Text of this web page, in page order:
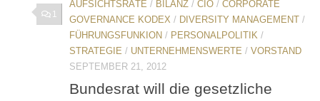
1
AUFSICHTSRÄTE / BILANZ / CIO / CORPORATE
GOVERNANCE KODEX / DIVERSITY MANAGEMENT /
FÜHRUNGSFUNKION / PERSONALPOLITIK /
STRATEGIE / UNTERNEHMENSWERTE / VORSTAND
SEPTEMBER 21, 2012
Bundesrat will die gesetzliche